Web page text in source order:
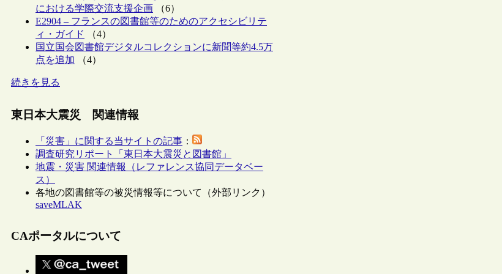
における学際交流支援企画 （6）
E2904 – フランスの図書館等のためのアクセシビリテ
ィ・ガイド
（4）
国立国会図書館デジタルコレクションに新聞等約4.5万
点を追加 （4）
続きを見る
東日本大震災 関連情報
「災害」に関する当サイトの記事 ：
調査研究リポート「東日本大震災と図書館」
地震・災害 関連情報（レファレンス協同データベー
ス）
各地の図書館等の被災情報等について（外部リンク）
saveMLAK
CAポータルについて